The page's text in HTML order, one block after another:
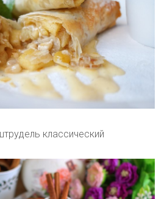
классический